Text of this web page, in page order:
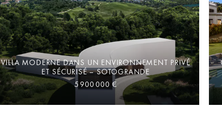
VILLA MODERNE DANS UN ENVIRONNEMENT PRIVÉ
ET SÉCURISÉ – SOTOGRANDE
5 900 000 €